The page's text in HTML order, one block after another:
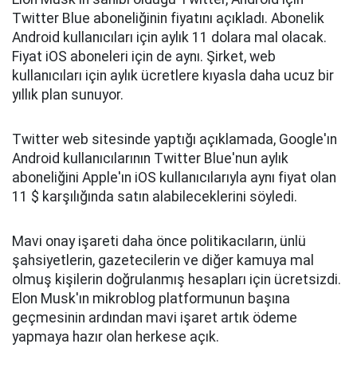
Twitter Blue aboneliğinin fiyatını açıkladı. Abonelik
Android kullanıcıları için aylık 11 dolara mal olacak.
Fiyat iOS aboneleri için de aynı. Şirket, web
kullanıcıları için aylık ücretlere kıyasla daha ucuz bir
yıllık plan sunuyor.
Twitter web sitesinde yaptığı açıklamada, Google'ın
Android kullanıcılarının Twitter Blue'nun aylık
aboneliğini Apple'ın iOS kullanıcılarıyla aynı fiyat olan
11 $ karşılığında satın alabileceklerini söyledi.
Mavi onay işareti daha önce politikacıların, ünlü
şahsiyetlerin, gazetecilerin ve diğer kamuya mal
olmuş kişilerin doğrulanmış hesapları için ücretsizdi.
Elon Musk'ın mikroblog platformunun başına
geçmesinin ardından mavi işaret artık ödeme
yapmaya hazır olan herkese açık.